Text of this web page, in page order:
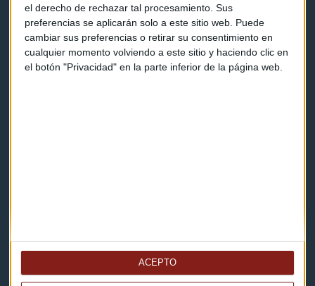
el derecho de rechazar tal procesamiento. Sus
preferencias se aplicarán solo a este sitio web. Puede
cambiar sus preferencias o retirar su consentimiento en
cualquier momento volviendo a este sitio y haciendo clic en
el botón "Privacidad" en la parte inferior de la página web.
ACEPTO
Contacto & Legal
Contacto